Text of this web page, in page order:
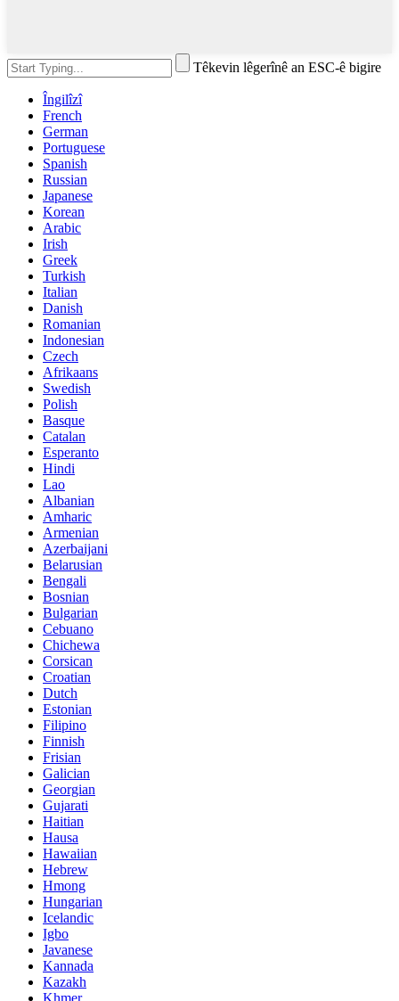
Têkevin lêgerînê an ESC-ê bigire
Îngilîzî
French
German
Portuguese
Spanish
Russian
Japanese
Korean
Arabic
Irish
Greek
Turkish
Italian
Danish
Romanian
Indonesian
Czech
Afrikaans
Swedish
Polish
Basque
Catalan
Esperanto
Hindi
Lao
Albanian
Amharic
Armenian
Azerbaijani
Belarusian
Bengali
Bosnian
Bulgarian
Cebuano
Chichewa
Corsican
Croatian
Dutch
Estonian
Filipino
Finnish
Frisian
Galician
Georgian
Gujarati
Haitian
Hausa
Hawaiian
Hebrew
Hmong
Hungarian
Icelandic
Igbo
Javanese
Kannada
Kazakh
Khmer